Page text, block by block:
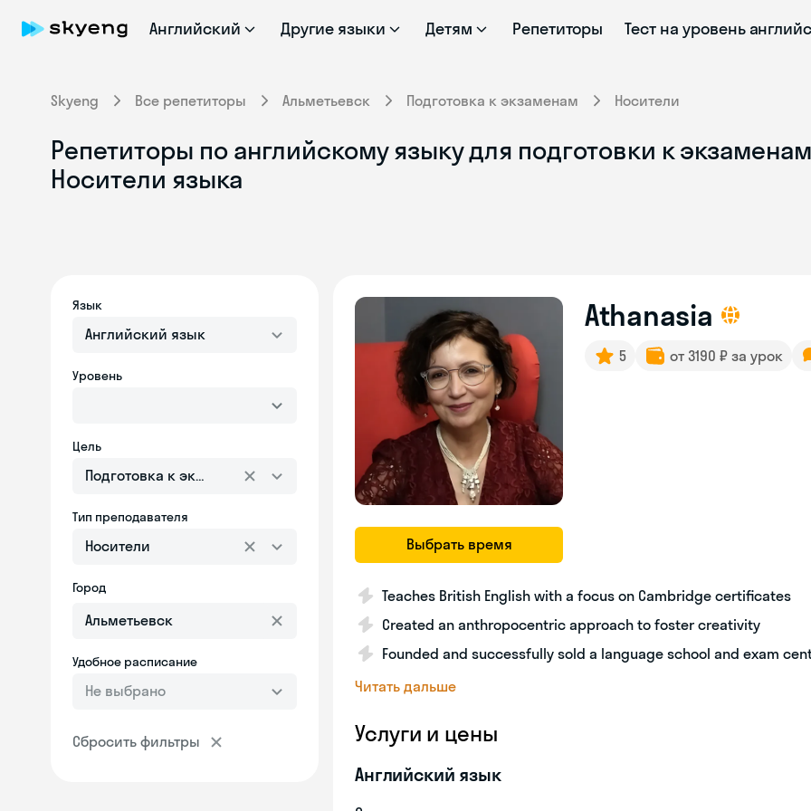
Английский Другие языки Детям Репетиторы Тест на уровень
Skyeng Все репетиторы Альметьевск Подготовка к экзаменам Носители
Репетиторы по английскому языку для подготовки к
Носители языка
Язык
Английский язык
Уровень
Цель
Подготовка к экзаменам
Тип преподавателя
Носители
Город
Удобное расписание
Не выбрано
Сбросить фильтры
Выбрать время
Athanasia
5 от 3190 ₽ за урок
Teaches British English with a focus on Cambridge certificates
Created an anthropocentric approach to foster creativity
Founded and successfully sold a language school and exam
Читать дальше
Услуги и цены
Английский язык